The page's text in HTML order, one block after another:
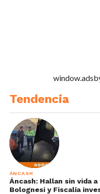
Tendencia
ÁNCASH
Áncash: Hallan sin vida
Bolognesi y Fiscalía